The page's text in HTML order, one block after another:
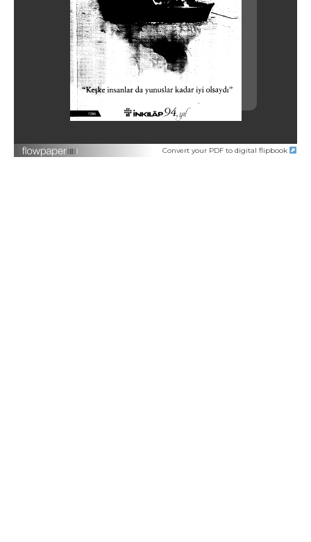
Convert your PDF to digital flipbook